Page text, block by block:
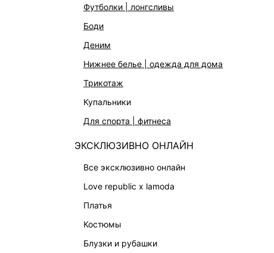
футболки | лонгсливы
боди
деним
нижнее белье | одежда для дома
трикотаж
купальники
для спорта | фитнеса
ЭКСКЛЮЗИВНО ОНЛАЙН
все эксклюзивно онлайн
love republic x lamoda
платья
костюмы
блузки и рубашки
ФИНАЛЬНАЯ РАСПРОДАЖА
ПОДАРОЧНЫЕ СЕРТИФИКАТЫ
БАЛЬЗАМЫ-ТИНТЫ
ЛИМИТИРОВАННЫЕ КОЛЛЕКЦИИ
КАПСУЛЬНЫЙ ГАРДЕРОБ
БОХО-ШИК
В ОТТЕНКАХ СЕРОГО
LOVE REPUBLIC MAISON
ДАЙДЖЕСТ